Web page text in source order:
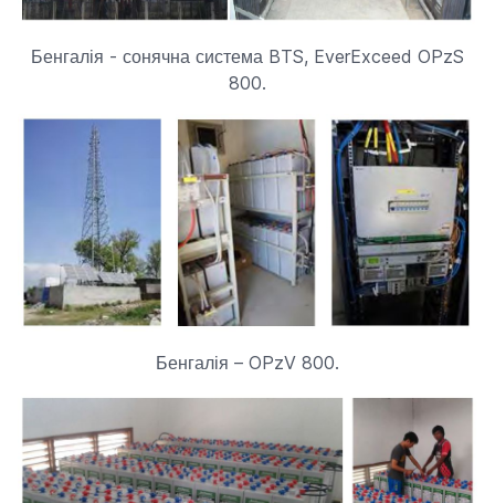
Бенгалія - сонячна система BTS, EverExceed OPzS
800.
Бенгалія – OPzV 800.